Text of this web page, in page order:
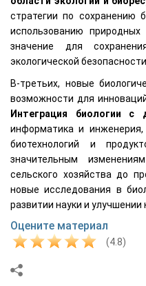
стратегии по сохранению
использованию
значение для
экологической
В-третьих, новые
возможности для
Интеграция биологии с
информатика и
биотехнологий и
значительным
сельского хозяйства до
новые исследования в
развитии науки и улучшении
Оцените материал
(4.8)